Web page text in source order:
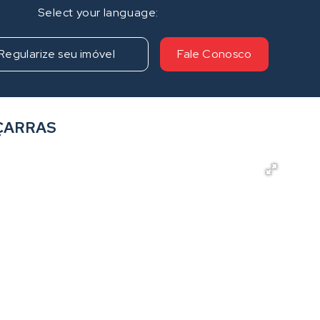
Fale Conosco
seu imóvel